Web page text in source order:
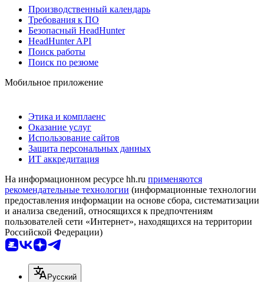
Производственный календарь
Требования к ПО
Безопасный HeadHunter
HeadHunter API
Поиск работы
Поиск по резюме
Мобильное приложение
Этика и комплаенс
Оказание услуг
Использование сайтов
Защита персональных данных
ИТ аккредитация
На информационном ресурсе hh.ru применяются
рекомендательные технологии (информационные технологии
предоставления информации на основе сбора, систематизации
и анализа сведений, относящихся к предпочтениям
пользователей сети «Интернет», находящихся на территории
Российской Федерации)
Русский